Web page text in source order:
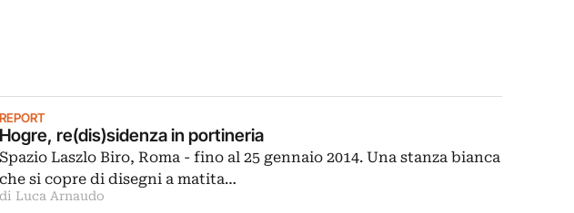
re(dis)sidenza in portineria
Spazio Laszlo Biro, Roma - fino al 25 gennaio 2014. Una stanza bianca
si copre di disegni a matita…
di Luca Arnaudo